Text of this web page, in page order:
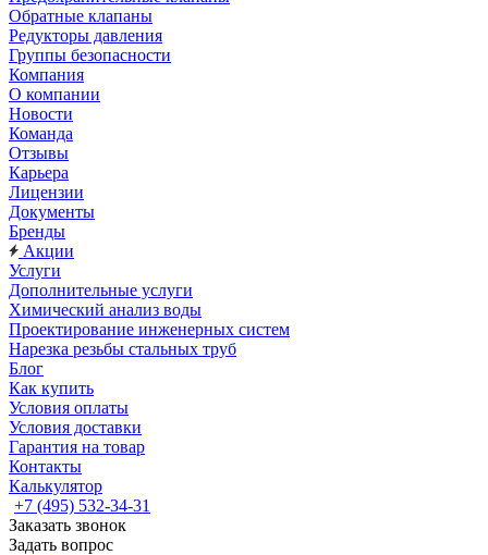
Обратные клапаны
Редукторы давления
Группы безопасности
Компания
О компании
Новости
Команда
Отзывы
Карьера
Лицензии
Документы
Бренды
Акции
Услуги
Дополнительные услуги
Химический анализ воды
Проектирование инженерных систем
Нарезка резьбы стальных труб
Блог
Как купить
Условия оплаты
Условия доставки
Гарантия на товар
Контакты
Калькулятор
+7 (495) 532‑34‑31
Заказать звонок
Задать вопрос